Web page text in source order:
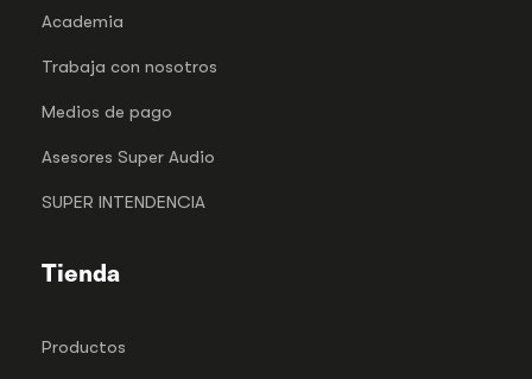
Academia
Trabaja con nosotros
Medios de pago
Asesores Super Audio
SUPER INTENDENCIA
Tienda
Productos